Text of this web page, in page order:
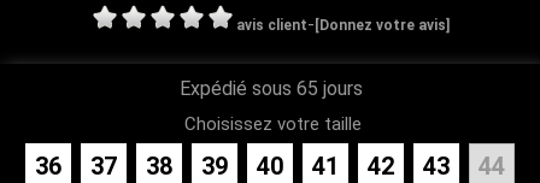
avis client- [Donnez votre avis]
Expédié sous 65 jours
Choisissez votre taille
36 37 38 39 40 41 42 43
44